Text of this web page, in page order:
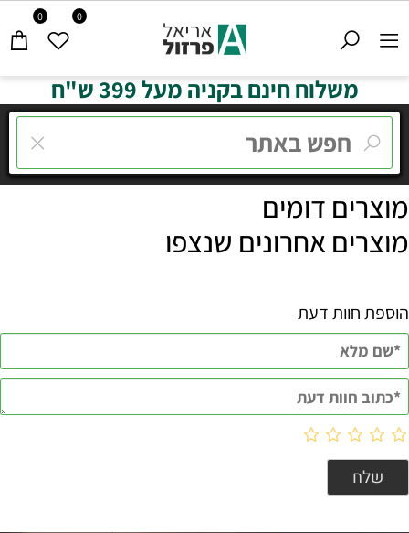
0 0
משלוח חינם בקניה מעל 399 ש"ח
מוצרים דומים
מוצרים אחרונים שנצפו
הוספת חוות דעת